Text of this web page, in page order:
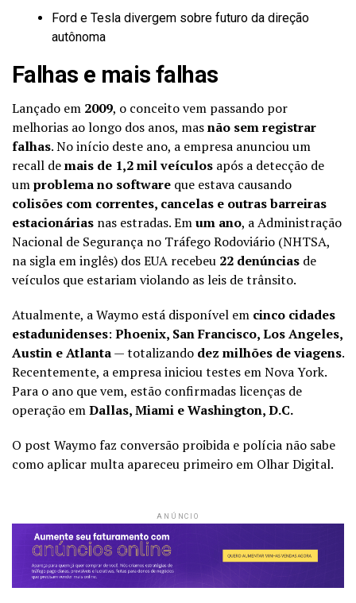
Ford e Tesla divergem sobre futuro da direção
autônoma
Falhas e mais falhas
Lançado em 2009, o conceito vem passando por
melhorias ao longo dos anos, masnão sem registrar
falhas. No início deste ano, a empresa anunciou um
recall demais de 1,2 mil veículos após a detecção de
umproblema no software que estava causando
colisões com correntes, cancelas e outras barreiras
estacionárias nas estradas. Emum ano, a Administração
Nacional de Segurança no Tráfego Rodoviário (NHTSA,
na sigla em inglês) dos EUA recebeu 22 denúncias de
veículos que estariam violando as leis de trânsito.
Atualmente, a Waymo está disponível em cinco cidades
estadunidenses: Phoenix, San Francisco, Los Angeles,
Austin e Atlanta— totalizando dez milhões de viagens.
Recentemente, a empresa iniciou testes em Nova York.
Para o ano que vem, estão confirmadas licenças de
operação emDallas, Miami e Washington, D.C.
O post Waymo faz conversão proibida e polícia não sabe
como aplicar multa apareceu primeiro em Olhar Digital.
ANÚNCIO